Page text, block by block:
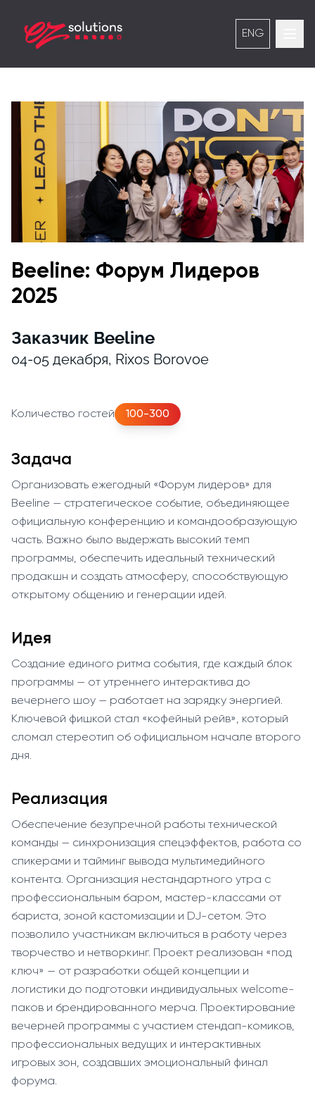
ENG
Beeline: Форум Лидеров
2025
Заказчик Beeline
04-05 декабря, Rixos Borovoe
Количество гостей 100-300
Задача
Организовать ежегодный «Форум лидеров» для
Beeline — стратегическое событие, объединяющее
официальную конференцию и командообразующую
часть. Важно было выдержать высокий темп
программы, обеспечить идеальный технический
продакшн и создать атмосферу, способствующую
открытому общению и генерации идей.
Идея
Создание единого ритма события, где каждый блок
программы — от утреннего интерактива до
вечернего шоу — работает на зарядку энергией.
Ключевой фишкой стал «кофейный рейв», который
сломал стереотип об официальном начале второго
дня.
Реализация
Обеспечение безупречной работы технической
команды — синхронизация спецэффектов, работа со
спикерами и тайминг вывода мультимедийного
контента. Организация нестандартного утра с
профессиональным баром, мастер-классами от
бариста, зоной кастомизации и DJ-сетом. Это
позволило участникам включиться в работу через
творчество и нетворкинг. Проект реализован «под
ключ» — от разработки общей концепции и
логистики до подготовки индивидуальных welcome-
паков и брендированного мерча. Проектирование
вечерней программы с участием стендап-комиков,
профессиональных ведущих и интерактивных
игровых зон, создавших эмоциональный финал
форума.